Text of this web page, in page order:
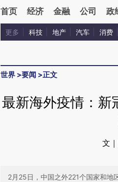
首页 经济 金融 公司 政
更多 科技 地产 汽车 消费
世界 >要闻 >正文
最新海外疫情：新
文
2月25日，中国之外221个国家和地